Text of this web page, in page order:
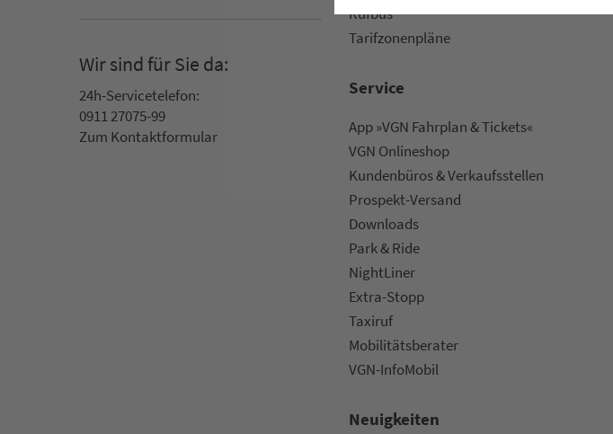
Wir sind für Sie da:
24h-Ser­vice­te­le­fon:
0911 27075-99
Zum Kon­taktformular
Rufbus
Ta­rif­zo­nen­plä­ne
Service
App »VGN Fahrplan & Tickets«
VGN On­line­shop
Kun­den­bü­ros & Ver­kaufs­stel­len
Prospekt-Versand
Downloads
Park & Ride
NightLiner
Extra-Stopp
Taxiruf
Mo­bi­li­täts­be­ra­ter
VGN-InfoMobil
Neuigkeiten